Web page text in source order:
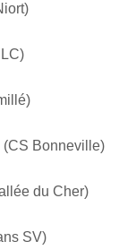
Bonneville)
du Cher)
SV)